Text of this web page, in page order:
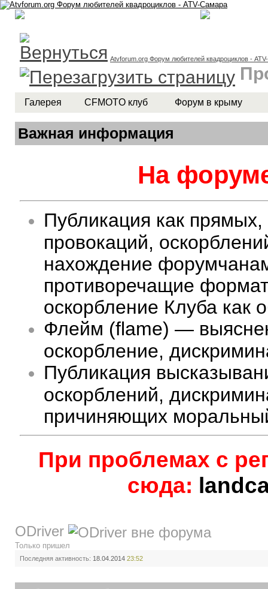
Atvforum.org Форум любителей квадроциклов -
Галерея CFMOTO клуб Форум в крыму
Важная информация
На
Публикация как
провокаций,
нахождение
противоречащие
оскорбление Клуба как
Флейм (flame) —
оскорбление,
Публикация
оскорблений,
причиняющих
При проблемах с
сюда:
ODriver
Только пришел
Последняя активность: 18.04.2014 23:52